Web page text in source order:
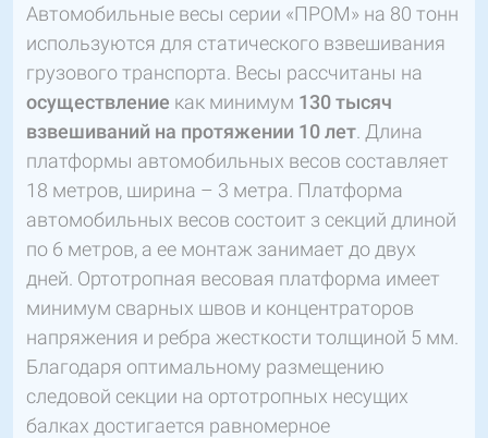
Автомобильные весы серии «ПРОМ» на 80 тонн
используются для статического взвешивания
грузового транспорта. Весы рассчитаны на
осуществление как минимум 130 тысяч
взвешиваний на протяжении 10 лет . Длина
платформы автомобильных весов составляет
18 метров, ширина – 3 метра. Платформа
автомобильных весов состоит з секций длиной
по 6 метров, а ее монтаж занимает до двух
дней. Ортотропная весовая платформа имеет
минимум сварных швов и концентраторов
напряжения и ребра жесткости толщиной 5 мм.
Благодаря оптимальному размещению
следовой секции на ортотропных несущих
балках достигается равномерное